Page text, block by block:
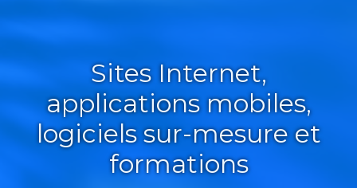
Sites Internet,
applications mobiles,
logiciels sur-mesure et
formations